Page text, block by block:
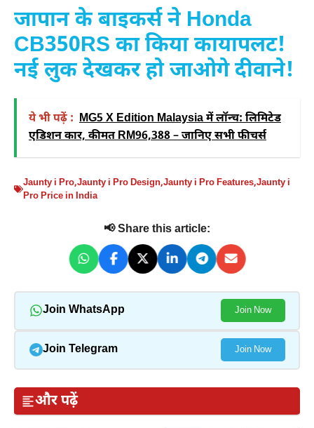
जापान के बाइकर्स ने Honda
CB350RS का किया कायापलट!
नई लुक देखकर हो जाओगे दीवाने!
ये भी पढ़ें : MG5 X Edition Malaysia में लॉन्च: लिमिटेड
एडिशन कार, कीमत RM96,388 – जानिए सभी फीचर्स
Jaunty i Pro,Jaunty i Pro Design,Jaunty i Pro Features,Jaunty i
Pro Price in India
📢 Share this article:
Join WhatsApp Join Now
Join Telegram Join Now
और पढ़ें